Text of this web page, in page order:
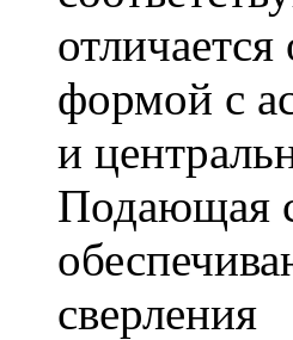
формой с
и
Подающая
сверления